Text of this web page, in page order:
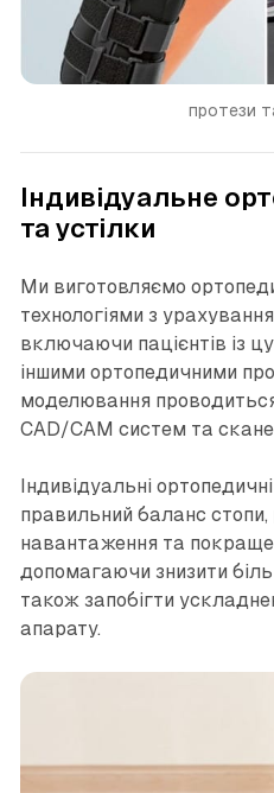
протези
Індивідуальне
та устілки
Ми виготовляємо
технологіями з
включаючи пацієнтів із
іншими ортопедичними
моделювання
CAD/CAM систем та
Індивідуальні
правильний баланс стопи,
навантаження та
допомагаючи знизити біль
також запобігти
апарату.